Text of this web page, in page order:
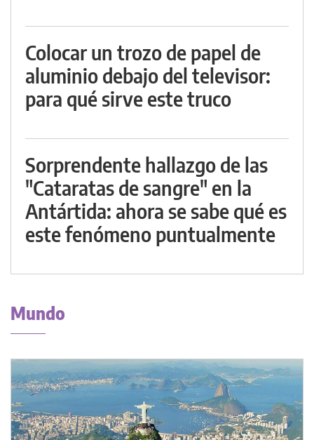
Colocar un trozo de papel de
aluminio debajo del televisor:
para qué sirve este truco
Sorprendente hallazgo de las
"Cataratas de sangre" en la
Antártida: ahora se sabe qué es
este fenómeno puntualmente
Mundo